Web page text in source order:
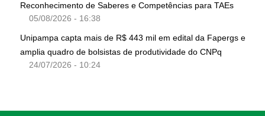
Reconhecimento de Saberes e Competências para TAEs
05/08/2026 - 16:38
Unipampa capta mais de R$ 443 mil em edital da Fapergs e
amplia quadro de bolsistas de produtividade do CNPq
24/07/2026 - 10:24